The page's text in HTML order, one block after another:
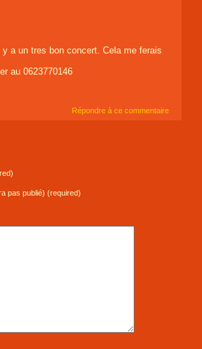
a un tres bon concert. Cela me ferais
au 0623770146
Répondre à ce commentaire
pas publié) (required)